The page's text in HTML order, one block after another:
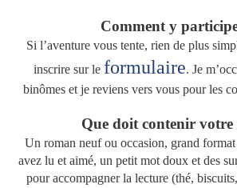
Comment y
Si l’aventure vous tente, rien de plus
inscrire sur le formulaire. Je
binômes et je reviens vers vous pour les
Que doit contenir votre
Un roman neuf ou occasion, grand
avez lu et aimé, un petit mot doux et des
pour accompagner la lecture (thé,